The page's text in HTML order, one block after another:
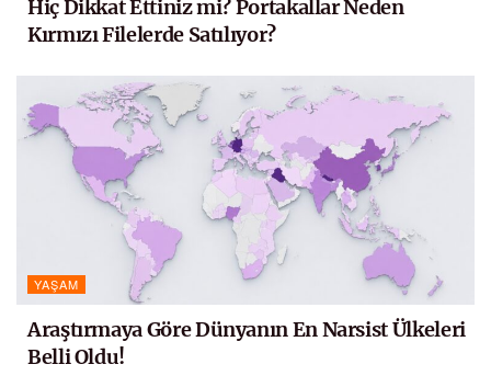
Hiç Dikkat Ettiniz mi? Portakallar Neden
Kırmızı Filelerde Satılıyor?
YAŞAM
Araştırmaya Göre Dünyanın En Narsist Ülkeleri
Belli Oldu!